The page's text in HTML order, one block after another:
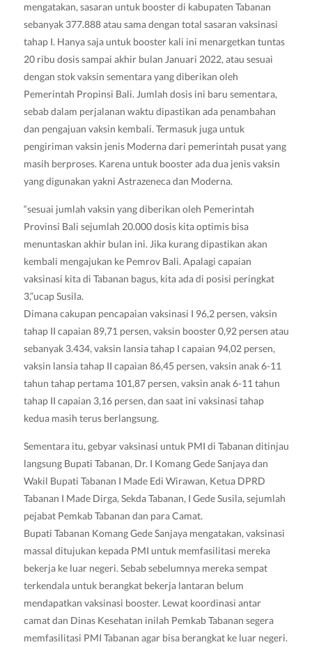
mengatakan, sasaran untuk booster di kabupaten Tabanan
sebanyak 377.888 atau sama dengan total sasaran vaksinasi
tahap I. Hanya saja untuk booster kali ini menargetkan tuntas
20 ribu dosis sampai akhir bulan Januari 2022, atau sesuai
dengan stok vaksin sementara yang diberikan oleh
Pemerintah Propinsi Bali. Jumlah dosis ini baru sementara,
sebab dalam perjalanan waktu dipastikan ada penambahan
dan pengajuan vaksin kembali. Termasuk juga untuk
pengiriman vaksin jenis Moderna dari pemerintah pusat yang
masih berproses. Karena untuk booster ada dua jenis vaksin
yang digunakan yakni Astrazeneca dan Moderna.
“sesuai jumlah vaksin yang diberikan oleh Pemerintah
Provinsi Bali sejumlah 20.000 dosis kita optimis bisa
menuntaskan akhir bulan ini. Jika kurang dipastikan akan
kembali mengajukan ke Pemrov Bali. Apalagi capaian
vaksinasi kita di Tabanan bagus, kita ada di posisi peringkat
3,”ucap Susila.
Dimana cakupan pencapaian vaksinasi I 96,2 persen, vaksin
tahap II capaian 89,71 persen, vaksin booster 0,92 persen atau
sebanyak 3.434, vaksin lansia tahap I capaian 94,02 persen,
vaksin lansia tahap II capaian 86,45 persen, vaksin anak 6-11
tahun tahap pertama 101,87 persen, vaksin anak 6-11 tahun
tahap II capaian 3,16 persen, dan saat ini vaksinasi tahap
kedua masih terus berlangsung.
Sementara itu, gebyar vaksinasi untuk PMI di Tabanan ditinjau
langsung Bupati Tabanan, Dr. I Komang Gede Sanjaya dan
Wakil Bupati Tabanan I Made Edi Wirawan, Ketua DPRD
Tabanan I Made Dirga, Sekda Tabanan, I Gede Susila, sejumlah
pejabat Pemkab Tabanan dan para Camat.
Bupati Tabanan Komang Gede Sanjaya mengatakan, vaksinasi
massal ditujukan kepada PMI untuk memfasilitasi mereka
bekerja ke luar negeri. Sebab sebelumnya mereka sempat
terkendala untuk berangkat bekerja lantaran belum
mendapatkan vaksinasi booster. Lewat koordinasi antar
camat dan Dinas Kesehatan inilah Pemkab Tabanan segera
memfasilitasi PMI Tabanan agar bisa berangkat ke luar negeri.